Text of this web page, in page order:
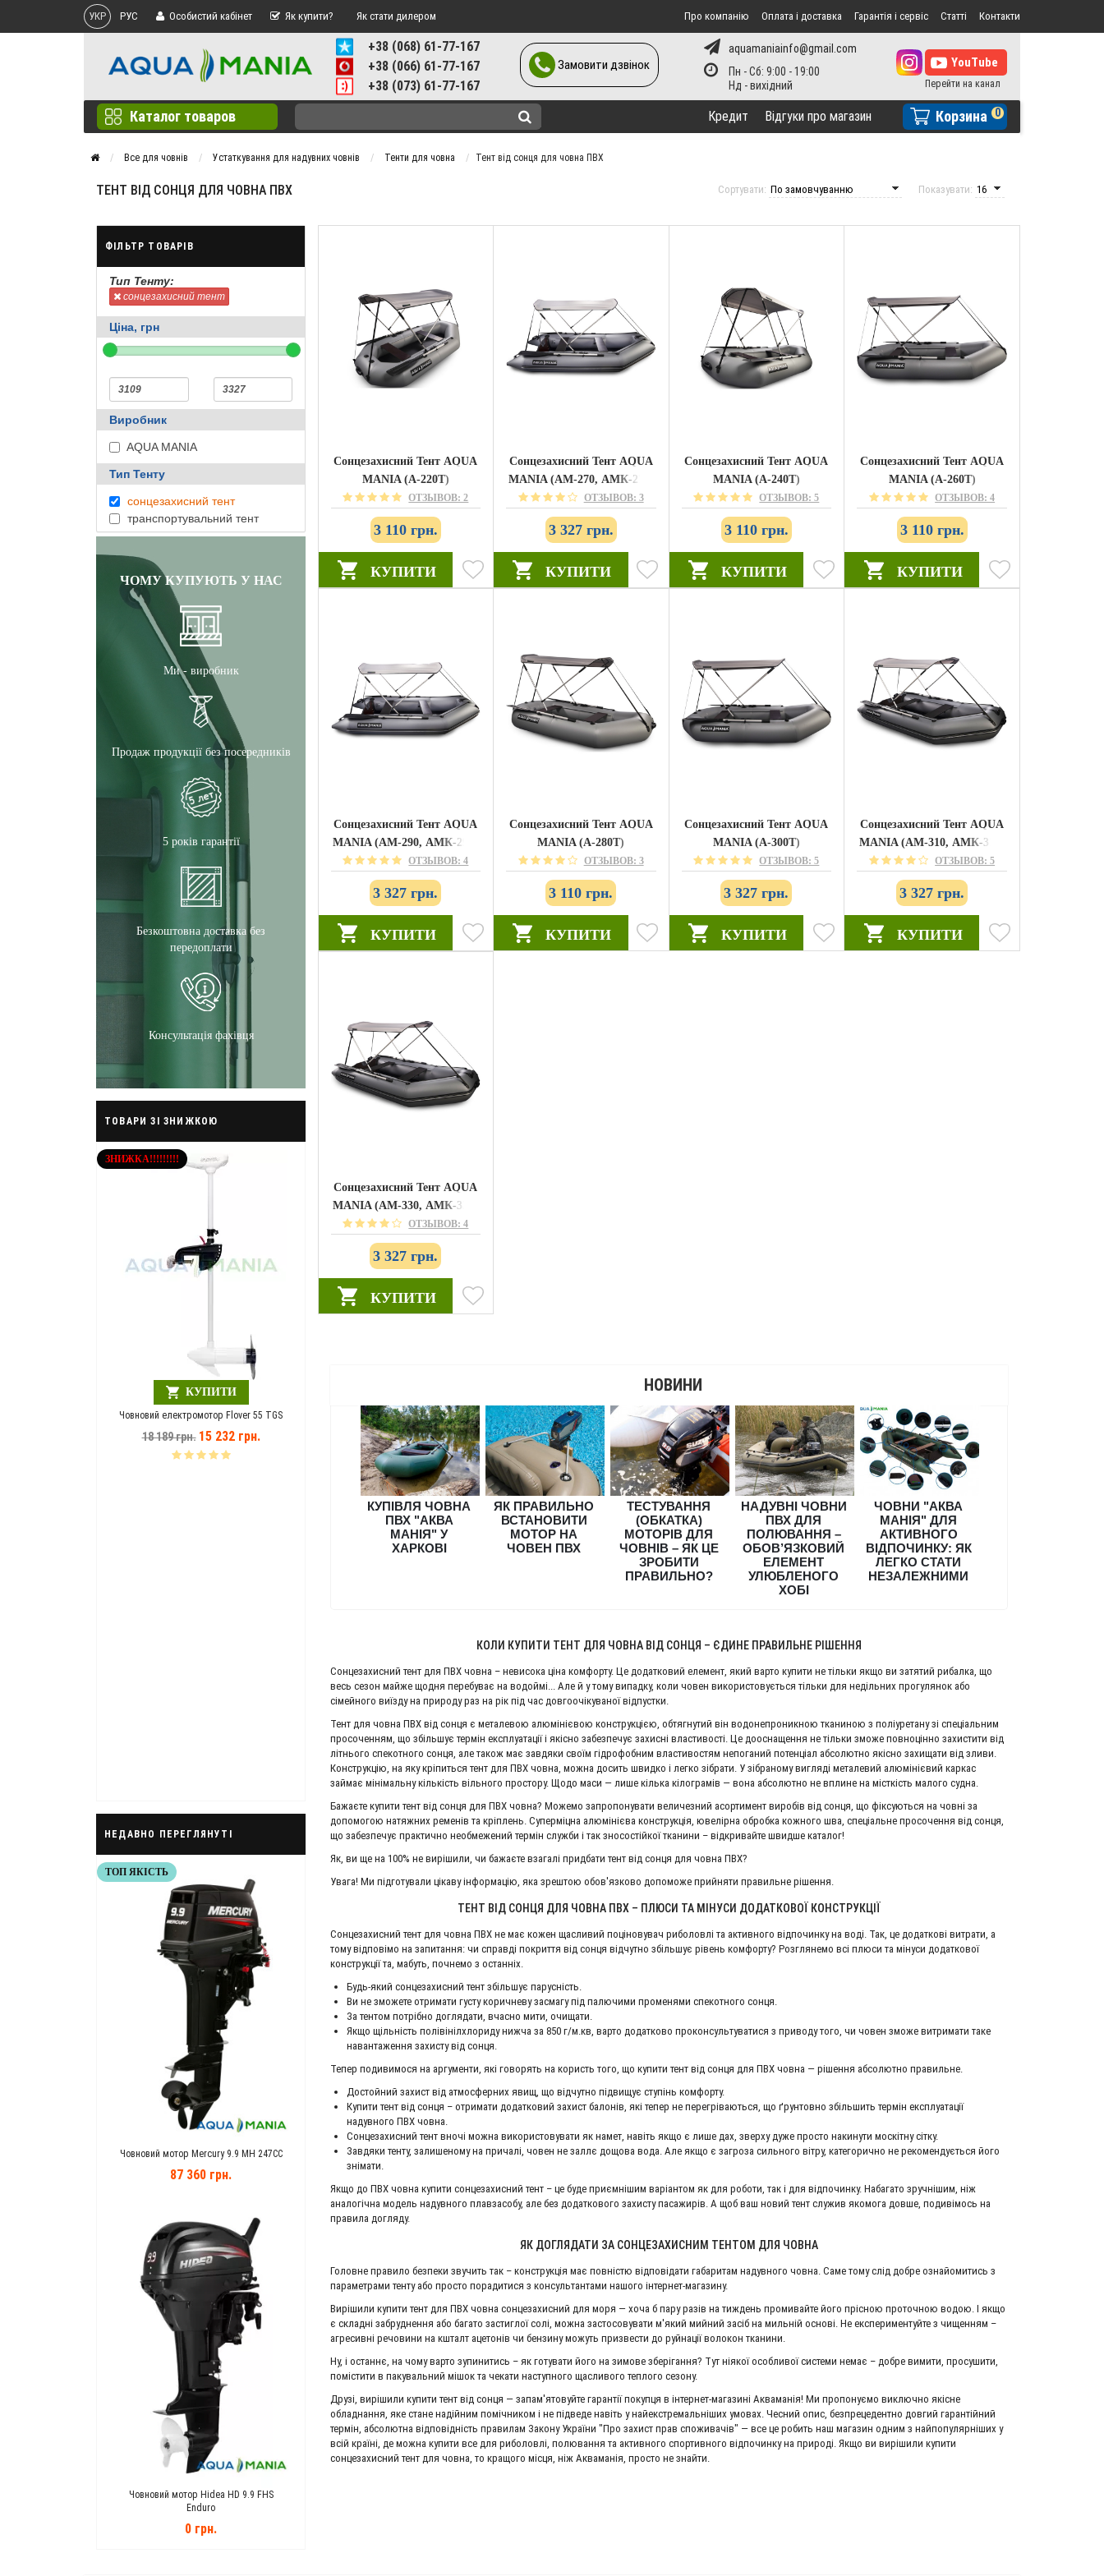
УКР РУС Особистий кабінет Як купити? Як стати дилером Про компанію Оплата і доставка Гарантія і сервіс Статті Контакти
+38 (068) 61-77-167
+38 (066) 61-77-167
+38 (073) 61-77-167
Замовити дзвінок
aquamaniainfo@gmail.com
Пн - Сб: 9:00 - 19:00
Корзина 0
Кредит Відгуки про магазин
Каталог товаров
Все для човнів Устаткування для надувних човнів Тенти для човна Тент від сонця для човна ПВХ
ТЕНТ ВІД СОНЦЯ ДЛЯ ЧОВНА ПВХ Показувати:
Сортувати:
ФІЛЬТР ТОВАРІВ
Тип Тенту:
сонцезахисний тент
Ціна, грн
Виробник
AQUA MANIA
Тип Тенту
сонцезахисний тент
транспортувальний тент
ЧОМУ КУПУЮТЬ У НАС
Ми - виробник
Продаж продукції без посередників
5 років гарантії
Безкоштовна доставка без
передоплати
Консультація фахівця
ТОВАРИ ЗІ ЗНИЖКОЮ
ЗНИЖКА!!!!!!!!!
КУПИТИ
Човновий електромотор Flover 55 TGS
18 189 грн. 15 232 грн.
КУПИТИ
Шезлонг міні AQUA MANIA зелений
1 218 грн.946 грн.
КУПИТИ
Човновий електромотор Flover 55 T
14 993 грн.12 556 грн.
НЕДАВНО ПЕРЕГЛЯНУТІ
ТОП ЯКІСТЬ
Човновий мотор Mercury 9.9 MH 247CC
87 360 грн.
Човновий мотор Hidea HD 9.9 FHS
Enduro
0 грн.
Човновий мотор Hidea HD 9.9 FHS Акумулятор AGM Exide ET 550 80 Ah
ЗНИЖКА!!!!!!!!!
Човновий мотор Mercury 9.9 MH 247CC Човновий мотор Hidea HD 9.9 FHS
Сонцезахисний Тент AQUA
MANIA (А-220T)
ОТЗЫВОВ: 2
3 110 грн.
КУПИТИ
Сонцезахисний Тент AQUA
MANIA (АМ-270, АМК-270)
ОТЗЫВОВ: 3
3 327 грн.
КУПИТИ
Сонцезахисний Тент AQUA
MANIA (А-240T)
ОТЗЫВОВ: 5
3 110 грн.
КУПИТИ
Сонцезахисний Тент AQUA
MANIA (А-260T)
ОТЗЫВОВ: 4
3 110 грн.
КУПИТИ
Сонцезахисний Тент AQUA
MANIA (АМ-290, АМК-290)
ОТЗЫВОВ: 4
3 327 грн.
КУПИТИ
Сонцезахисний Тент AQUA
MANIA (А-280T)
ОТЗЫВОВ: 3
3 110 грн.
КУПИТИ
Сонцезахисний Тент AQUA
MANIA (А-300T)
ОТЗЫВОВ: 5
3 327 грн.
КУПИТИ
Сонцезахисний Тент AQUA
MANIA (АМ-310, АМК-310)
ОТЗЫВОВ: 5
3 327 грн.
КУПИТИ
Сонцезахисний Тент AQUA
MANIA (АМ-330, АМК-330)
ОТЗЫВОВ: 4
3 327 грн.
КУПИТИ
КУПІВЛЯ ЧОВНА
ПВХ "АКВА
МАНІЯ" У
ХАРКОВІ
ЯК ПРАВИЛЬНО
ВСТАНОВИТИ
МОТОР НА
ЧОВЕН ПВХ
ТЕСТУВАННЯ
(ОБКАТКА)
МОТОРІВ ДЛЯ
ЧОВНІВ – ЯК ЦЕ
ЗРОБИТИ
ПРАВИЛЬНО?
НАДУВНІ ЧОВНИ
ПВХ ДЛЯ
ПОЛЮВАННЯ –
ОБОВ’ЯЗКОВИЙ
ЕЛЕМЕНТ
УЛЮБЛЕНОГО
ХОБІ
ЧОВНИ "АКВА
МАНІЯ" ДЛЯ
АКТИВНОГО
ВІДПОЧИНКУ: ЯК
ЛЕГКО СТАТИ
НЕЗАЛЕЖНИМИ
КОЛИ КУПИТИ ТЕНТ ДЛЯ ЧОВНА ВІД СОНЦЯ – ЄДИНЕ ПРАВИЛЬНЕ РІШЕННЯ
Сонцезахисний тент для ПВХ човна – невисока ціна комфорту. Це додатковий елемент, який варто купити не тільки якщо ви затятий рибалка, що
весь сезон майже щодня перебуває на водоймі... Але й у тому випадку, коли човен використовується тільки для недільних прогулянок або
сімейного виїзду на природу раз на рік під час довгоочікуваної відпустки.
Тент для човна ПВХ від сонця є металевою алюмінієвою конструкцією, обтягнутий він водонепроникною тканиною з поліуретану зі спеціальним
просоченням, що збільшує термін експлуатації і якісно забезпечує захисні властивості. Це дооснащення не тільки зможе повноцінно захистити від
літнього спекотного сонця, але також має завдяки своїм гідрофобним властивостям непоганий потенціал абсолютно якісно захищати від зливи.
Конструкцію, на яку кріпиться тент для ПВХ човна, можна досить швидко і легко зібрати. У зібраному вигляді металевий алюмінієвий каркас
займає мінімальну кількість вільного простору. Щодо маси — лише кілька кілограмів — вона абсолютно не вплине на місткість малого судна.
Бажаєте купити тент від сонця для ПВХ човна? Можемо запропонувати величезний асортимент виробів від сонця, що фіксуються на човні за
допомогою натяжних ременів та кріплень. Суперміцна алюмінієва конструкція, ювелірна обробка кожного шва, спеціальне просочення від сонця,
що забезпечує практично необмежений термін служби і так зносостійкої тканини – відкривайте швидше каталог!
Як, ви ще на 100% не вирішили, чи бажаєте взагалі придбати тент від сонця для човна ПВХ?
Увага! Ми підготували цікаву інформацію, яка зрештою обов'язково допоможе прийняти правильне рішення.
ТЕНТ ВІД СОНЦЯ ДЛЯ ЧОВНА ПВХ – ПЛЮСИ ТА МІНУСИ ДОДАТКОВОЇ КОНСТРУКЦІЇ
Сонцезахисний тент для човна ПВХ не має кожен щасливий поціновувач риболовлі та активного відпочинку на воді. Так, це додаткові витрати, а
тому відповімо на запитання: чи справді покриття від сонця відчутно збільшує рівень комфорту? Розглянемо всі плюси та мінуси додаткової
конструкції та, мабуть, почнемо з останніх.
Будь-який сонцезахисний тент збільшує парусність.
Ви не зможете отримати густу коричневу засмагу під палючими променями спекотного сонця.
За тентом потрібно доглядати, вчасно мити, очищати.
Якщо щільність полівінілхлориду нижча за 850 г/м.кв, варто додатково проконсультуватися з приводу того, чи човен зможе витримати таке
навантаження захисту від сонця.
Тепер подивимося на аргументи, які говорять на користь того, що купити тент від сонця для ПВХ човна — рішення абсолютно правильне.
Достойний захист від атмосферних явищ, що відчутно підвищує ступінь комфорту.
Купити тент від сонця – отримати додатковий захист балонів, які тепер не перегріваються, що ґрунтовно збільшить термін експлуатації
надувного ПВХ човна.
Сонцезахисний тент вночі можна використовувати як намет, навіть якщо є лише дах, зверху дуже просто накинути москітну сітку.
Завдяки тенту, залишеному на причалі, човен не заллє дощова вода. Але якщо є загроза сильного вітру, категорично не рекомендується його
знімати.
Якщо до ПВХ човна купити сонцезахисний тент – це буде приємнішим варіантом як для роботи, так і для відпочинку. Набагато зручнішим, ніж
аналогічна модель надувного плавзасобу, але без додаткового захисту пасажирів. А щоб ваш новий тент служив якомога довше, подивімось на
правила догляду.
ЯК ДОГЛЯДАТИ ЗА СОНЦЕЗАХИСНИМ ТЕНТОМ ДЛЯ ЧОВНА
Головне правило безпеки звучить так – конструкція має повністю відповідати габаритам надувного човна. Саме тому слід добре ознайомитись з
параметрами тенту або просто порадитися з консультантами нашого інтернет-магазину.
Вирішили купити тент для ПВХ човна сонцезахисний для моря — хоча б пару разів на тиждень промивайте його прісною проточною водою. І якщо
є складні забруднення або багато застиглої солі, можна застосовувати м'який мийний засіб на мильній основі. Не експериментуйте з чищенням –
агресивні речовини на кшталт ацетонів чи бензину можуть призвести до руйнації волокон тканини.
Ну, і останнє, на чому варто зупинитись – як готувати його на зимове зберігання? Тут ніякої особливої ​​системи немає – добре вимити, просушити,
помістити в пакувальний мішок та чекати наступного щасливого теплого сезону.
Друзі, вирішили купити тент від сонця — запам'ятовуйте гарантії покупця в інтернет-магазині Акваманія! Ми пропонуємо виключно якісне
обладнання, яке стане надійним помічником і не підведе навіть у найекстремальніших умовах. Чесний опис, безпрецедентно довгий гарантійний
термін, абсолютна відповідність правилам Закону України "Про захист прав споживачів" — все це робить наш магазин одним з найпопулярніших у
всій країні, де можна купити все для риболовлі, полювання та активного спортивного відпочинку на природі. Якщо ви вирішили купити
сонцезахисний тент для човна, то кращого місця, ніж Акваманія, просто не знайти.